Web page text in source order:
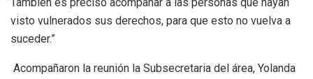
visto vulnerados sus derechos, para que esto no vuelva a
suceder.”
Acompañaron la reunión la Subsecretaria del área, Yolanda